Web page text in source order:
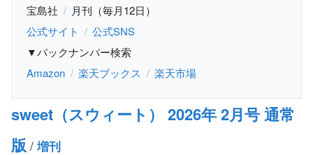
宝島社
月刊（毎月12日）
公式サイト
公式SNS
▼バックナンバー検索
Amazon
楽天ブックス 楽天市場
sweet（スウィート） 2026年 2月号 通常
版 / 増刊